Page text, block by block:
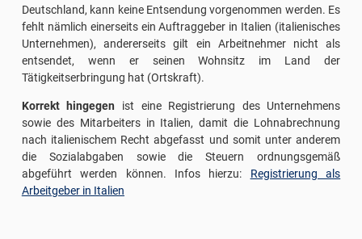
Deutschland, kann keine Entsendung vorgenommen werden. Es
fehlt nämlich einerseits ein Auftraggeber in Italien (italienisches
Unternehmen), andererseits gilt ein Arbeitnehmer nicht als
entsendet, wenn er seinen Wohnsitz im Land der
Tätigkeitserbringung hat (Ortskraft).
Korrekt hingegen ist eine Registrierung des Unternehmens
sowie des Mitarbeiters in Italien, damit die Lohnabrechnung
nach italienischem Recht abgefasst und somit unter anderem
die Sozialabgaben sowie die Steuern ordnungsgemäß
abgeführt werden können. Infos hierzu: Registrierung als
Arbeitgeber in Italien